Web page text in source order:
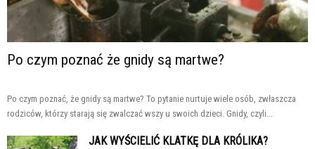
Po czym poznać że gnidy są martwe?
Po czym poznać, że gnidy są martwe? To pytanie nurtuje wiele osób, zwłaszcza
rodziców, którzy starają się zwalczać wszy u swoich dzieci. Gnidy, czyli...
JAK WYŚCIELIĆ KLATKĘ DLA KRÓLIKA?